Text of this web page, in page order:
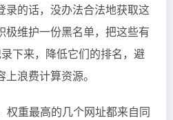
录的话，没办法合法地获取这
极维护一份黑名单，把这些有
下来，降低它们的排名，避
浪费计算资源。
权重最高的几个网址都来自同